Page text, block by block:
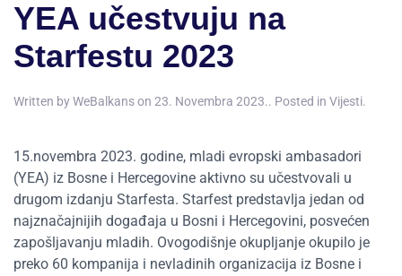
YEA učestvuju na
Starfestu 2023
Written byWeBalkanson 23. Novembra 2023.. Posted in Vijesti.
15.novembra 2023. godine, mladi evropski ambasadori
(YEA) iz Bosne i Hercegovine aktivno su učestvovali u
drugom izdanju Starfesta. Starfest predstavlja jedan od
najznačajnijih događaja u Bosni i Hercegovini, posvećen
zapošljavanju mladih. Ovogodišnje okupljanje okupilo je
preko 60 kompanija i nevladinih organizacija iz Bosne i